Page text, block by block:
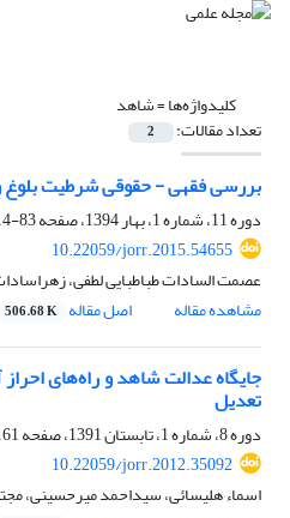
کلیدواژه‌ها =شاهد
تعداد مقالات: 2
بررسی فقهی - حقوقی شرطیت بلوغ
دوره 11، شماره 1، بهار 1394، صفحه
83-114
10.22059/jorr.2015.54655
عصمت السادات طباطبایی لطفی،
مشاهده مقاله
اصل مقاله 506.68 K
جایگاه عدالت شاهد و راه‌های
تعدیل
دوره 8، شماره 1، تابستان 1391، صفحه
183
10.22059/jorr.2012.35092
اسماء هلیسائی، سیداحمد میرحسینی،